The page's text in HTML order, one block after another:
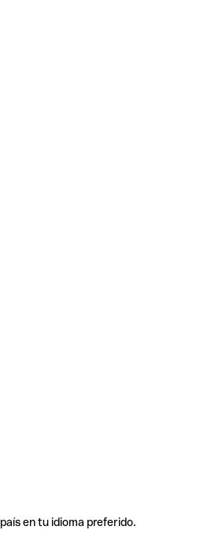
en tu idioma preferido.